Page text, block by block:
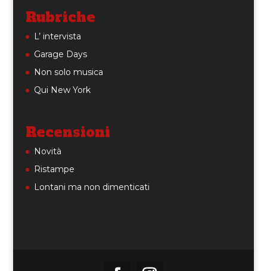
Rubriche
L’ intervista
Garage Days
Non solo musica
Qui New York
Recensioni
Novità
Ristampe
Lontani ma non dimenticati